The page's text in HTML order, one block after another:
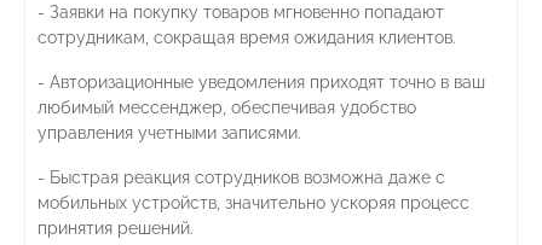
- Заявки на покупку товаров мгновенно попадают
сотрудникам, сокращая время ожидания клиентов.
- Авторизационные уведомления приходят точно в ваш
любимый мессенджер, обеспечивая удобство
управления учетными записями.
- Быстрая реакция сотрудников возможна даже с
мобильных устройств, значительно ускоряя процесс
принятия решений.